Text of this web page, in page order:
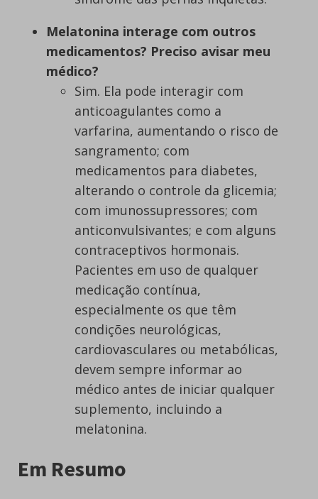
Melatonina interage com outros
medicamentos? Preciso avisar meu
médico?
Sim. Ela pode interagir com
anticoagulantes como a
varfarina, aumentando o risco de
sangramento; com
medicamentos para diabetes,
alterando o controle da glicemia;
com imunossupressores; com
anticonvulsivantes; e com alguns
contraceptivos hormonais.
Pacientes em uso de qualquer
medicação contínua,
especialmente os que têm
condições neurológicas,
cardiovasculares ou metabólicas,
devem sempre informar ao
médico antes de iniciar qualquer
suplemento, incluindo a
melatonina.
Em Resumo